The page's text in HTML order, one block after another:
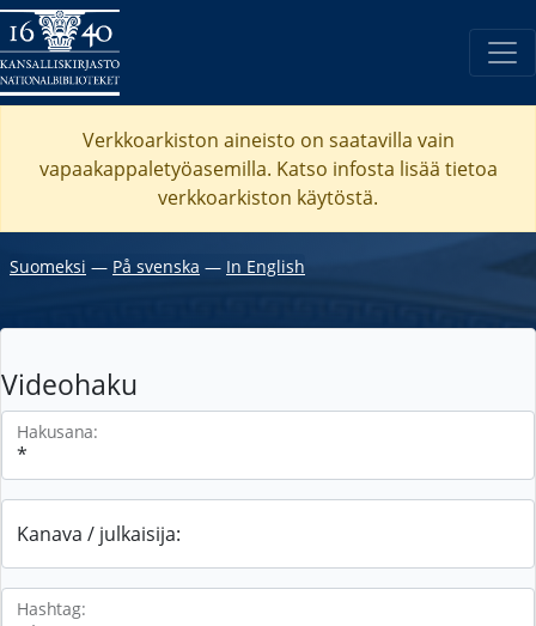
Verkkoarkiston aineisto on saatavilla vain
vapaakappaletyöasemilla. Katso infosta lisää tietoa
verkkoarkiston käytöstä.
Suomeksi ― På svenska ― In English
Videohaku
Hakusana:
Kanava / julkaisija:
Hashtag: